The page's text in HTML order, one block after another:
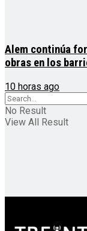
Alem continúa
obras en los
10 horas ago
No Result
View All Result